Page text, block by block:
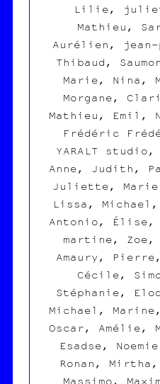
Lilie,
Mathieu,
Aurélien,
Thibaud,
Marie, Nina,
Morgane,
Mathieu, Emil,
Frédéric
YARALT studio,
Anne, Judith,
Juliette,
Lissa,
Antonio, Élise,
martine, Zoe,
Amaury,
Cécile,
Stéphanie,
Michael,
Oscar, Amélie,
Esadse,
Ronan, Mirtha,
Massimo,